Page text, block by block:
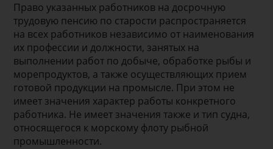
Право указанных работников на досрочную
трудовую пенсию по старости распространяется
на всех работников независимо от наименования
их профессии и должности, занятых на
выполнении работ по добыче, обработке рыбы и
морепродуктов, а также осуществляющих прием
готовой продукции на промысле. При этом не
имеет значения характер работы конкретного
работника. Не имеет значения также и тип судна,
относящегося к морскому флоту рыбной
промышленности.